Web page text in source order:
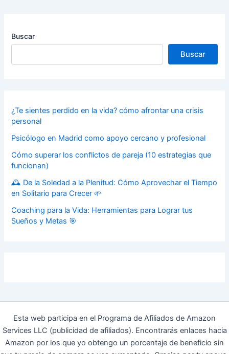
Buscar
Buscar
¿Te sientes perdido en la vida? cómo afrontar una crisis
personal
Psicólogo en Madrid como apoyo cercano y profesional
Cómo superar los conflictos de pareja (10 estrategias que
funcionan)
🕰️ De la Soledad a la Plenitud: Cómo Aprovechar el Tiempo
en Solitario para Crecer 🌱
Coaching para la Vida: Herramientas para Lograr tus
Sueños y Metas 🎯
Esta web participa en el Programa de Afiliados de Amazon
Services LLC (publicidad de afiliados). Encontrarás enlaces hacia
Amazon por los que yo obtengo un porcentaje de beneficio sin